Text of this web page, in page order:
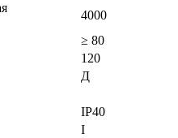
4000
≥ 80
120
Д
IP40
I